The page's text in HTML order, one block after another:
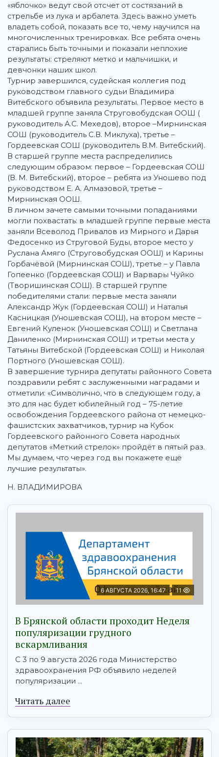
«яблочко» ведут свой отсчет от состязаний в
стрельбе из лука и арбалета. Здесь важно уметь
владеть собой, показать все то, чему научился на
многочисленных тренировках. Все ребята очень
старались быть точными и показали неплохие
результаты: стреляют метко и мальчишки, и
девчонки наших школ.
Турнир завершился, судейская коллегия под
руководством главного судьи Владимира
Витебского объявила результаты. Первое место в
младшей группе заняла Струговобудская ООШ (
руководитель А.С. Мехедов), второе –Мирнинская
СОШ (руководитель С.В. Миклуха), третье –
Гордеевская СОШ (руководитель В.М. Витебский).
В старшей группе места распределились
следующим образом: первое – Гордеевская СОШ
(В. М. Витебский), второе – ребята из Уношево под
руководством Е. А. Алмазовой, третье –
Мирнинская ООШ.
В личном зачете самыми точными попаданиями
могли похвастать: в младшей группе первые места
заняли Всеволод Привалов из Мирного и Дарья
Федосенко из Струговой Буды, второе место у
Руслана Амяго (Струговобудская ООШ) и Карины
Горбачёвой (Мирнинская СОШ), третье – у Павла
Гопеенко (Гордеевская СОШ) и Варвары Чуйко
(Творишинская СОШ). В старшей группе
победителями стали: первые места заняли
Александр Жук (Гордеевская СОШ) и Наталья
Касницкая (Уношевская СОШ), на втором месте –
Евгений Куленок (Уношевская СОШ) и Светлана
Даниленко (Мирнинская СОШ) и третьи места у
Татьяны Витебской (Гордеевская СОШ) и Николая
Портного (Уношевская СОШ).
В завершение турнира депутаты районного Совета
поздравили ребят с заслуженными наградами и
отметили: «Символично, что в следующем году, а
это для нас будет юбилейный год – 75-летие
освобождения Гордеевского района от немецко-
фашистских захватчиков, турнир на Кубок
Гордеевского районного Совета народных
депутатов «Меткий стрелок» пройдёт в пятый раз.
Мы думаем, что через год вы покажете ещё
лучшие результаты».
Н. ВЛАДИМИРОВА
6 АВГУСТА 2026, 16:47 11
В Брянской области проходит Неделя
популяризации грудного
вскармливания
С 3 по 9 августа 2026 года Министерство
здравоохранения РФ объявило неделей
популяризации ...
Читать далее